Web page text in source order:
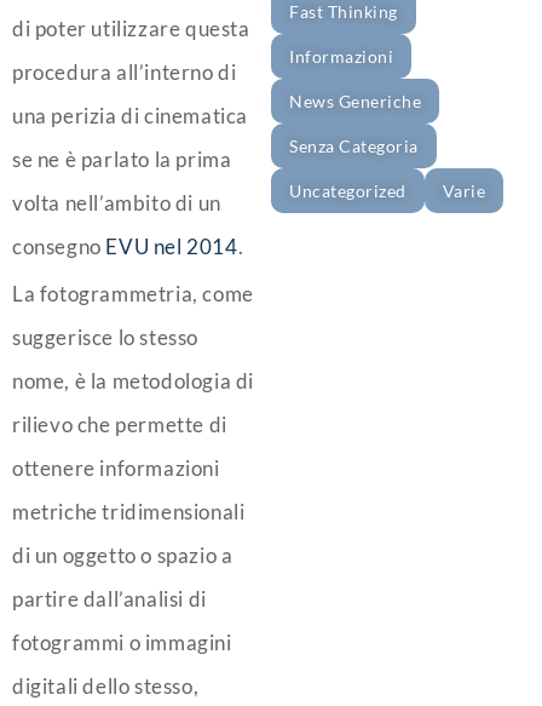
di poter utilizzare questa
procedura all’interno di
una perizia di cinematica
se ne è parlato la prima
volta nell’ambito di un
consegno EVU nel 2014.
La fotogrammetria, come
suggerisce lo stesso
nome, è la metodologia di
rilievo che permette di
ottenere informazioni
metriche tridimensionali
di un oggetto o spazio a
partire dall’analisi di
fotogrammi o immagini
digitali dello stesso,
Fast Thinking
Informazioni
News Generiche
Senza Categoria
Uncategorized Varie